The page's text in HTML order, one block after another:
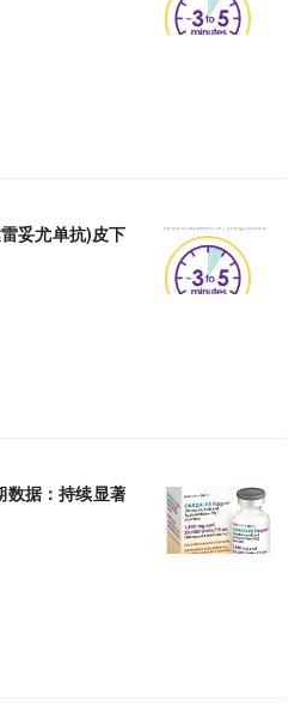
妥尤单抗)皮下制剂：治疗轻链淀粉样
数据：持续显著改善血液学完全缓解!